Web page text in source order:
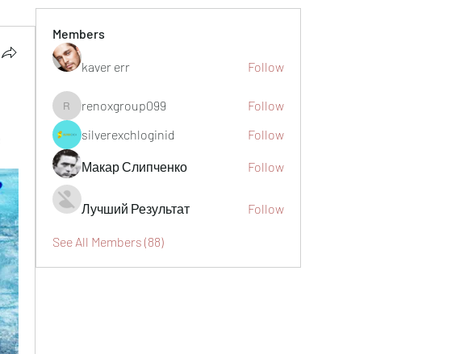
Members
kaver err Follow
renoxgroup099
renoxgroup099
Follow
silverexchloginid
Follow
Макар Слипченко Follow
Лучший Результат Follow
See All Members (88)